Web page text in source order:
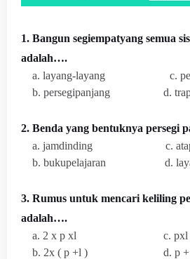
1. Bangun segiempatyang semua
adalah….
a. layang-layang c.
b. persegipanjang d.
2. Benda yang bentuknya persegi
a. jamdinding c.
b. bukupelajaran d.
3. Rumus untuk mencari keliling
adalah….
a. 2 x p xl c. pxl
b. 2x ( p +l ) d. p +